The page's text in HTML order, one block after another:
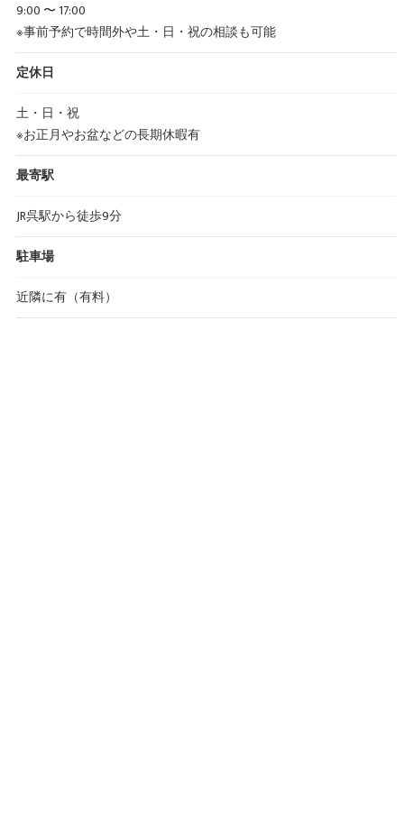
9:00 〜 17:00
※事前予約で時間外や土・日・祝の相談も可能
定休日
土・日・祝
※お正月やお盆などの長期休暇有
最寄駅
JR呉駅から徒歩9分
駐車場
近隣に有（有料）